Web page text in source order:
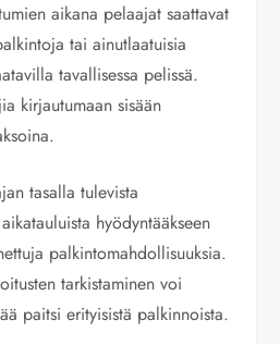
aikana pelaajat saattavat
tai ainutlaatuisia
tavallisessa pelissä.
kirjautumaan sisään
tasalla tulevista
hyödyntääkseen
palkintomahdollisuuksia.
tarkistaminen voi
paitsi erityisistä palkinnoista.